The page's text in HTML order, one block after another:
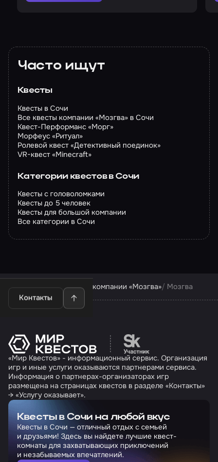
Часто ищут
Квесты
Квесты в Сочи
Все квесты компании «Мозгва» в Сочи
Квест-Перформанс «Морг»
Морфеус «Ритуал»
Ролевой квест «Детективный поединок»
VR-квест «Minecraft»
Категории квестов в Сочи
Квесты с головоломками
Квесты до 5 человек
Квесты для большой компании
Все категории в Сочи
Контакты
Квесты компании «Мозгва» Мозгва
Перейти на сайт
«Мир Квестов» - информационный сервис. Организация
игр и иные услуги оказываются партнерами сервиса.
Информация о партнерах-организаторах игр
размещена на страницах квестов в разделе «Контакты»
→ «Услугу оказывает».
Квесты в Сочи на любой вкус
Квесты в Сочи — отличный отдых с семьей
и друзьями! Здесь вы найдете лучшие квест-
комнаты для захватывающих приключений
и незабываемых впечатлений.